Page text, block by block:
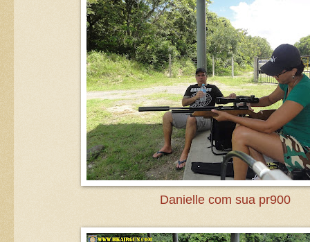
Danielle com sua pr900